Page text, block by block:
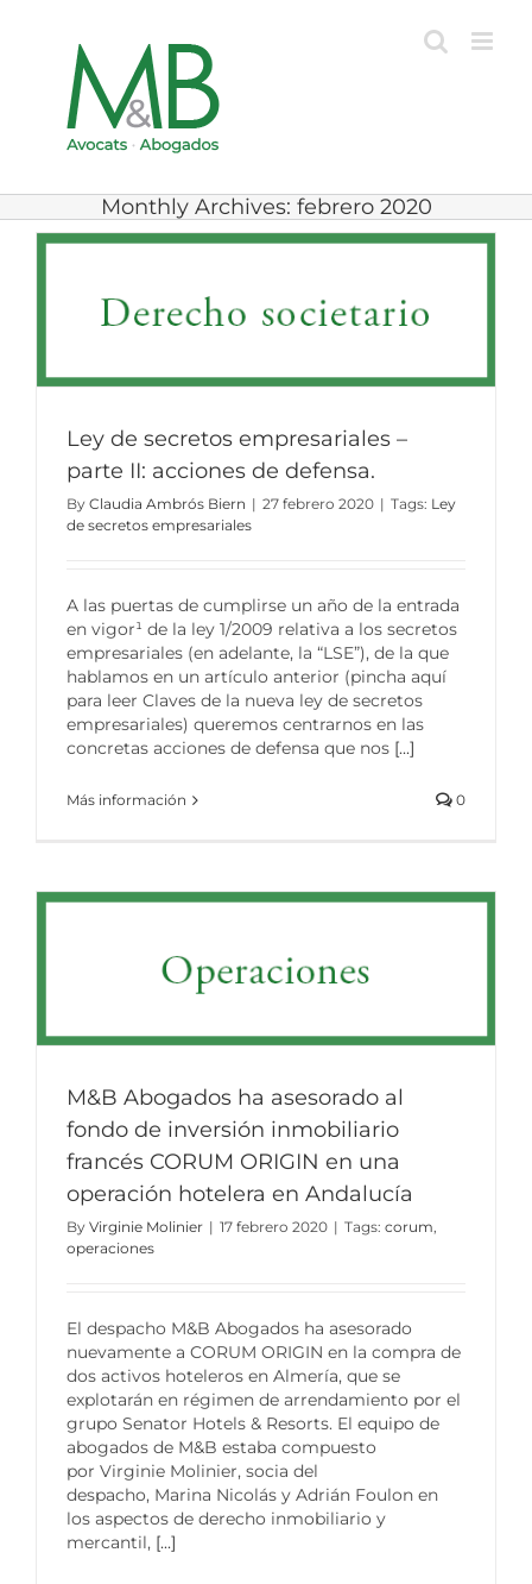
Monthly Archives: febrero 2020
Ley de secretos empresariales –
parte II: acciones de defensa.
By Claudia Ambrós Biern | 27 febrero 2020 | Tags: Ley
de secretos empresariales
A las puertas de cumplirse un año de la entrada
en vigor¹ de la ley 1/2009 relativa a los secretos
empresariales (en adelante, la “LSE”), de la que
hablamos en un artículo anterior (pincha aquí
para leer Claves de la nueva ley de secretos
empresariales) queremos centrarnos en las
concretas acciones de defensa que nos [...]
Más información 0
M&B Abogados ha asesorado al
fondo de inversión inmobiliario
francés CORUM ORIGIN en una
operación hotelera en Andalucía
By Virginie Molinier | 17 febrero 2020 | Tags: corum,
operaciones
El despacho M&B Abogados ha asesorado
nuevamente a CORUM ORIGIN en la compra de
dos activos hoteleros en Almería, que se
explotarán en régimen de arrendamiento por el
grupo Senator Hotels & Resorts. El equipo de
abogados de M&B estaba compuesto
por Virginie Molinier, socia del
despacho, Marina Nicolás y Adrián Foulon en
los aspectos de derecho inmobiliario y
mercantil, [...]